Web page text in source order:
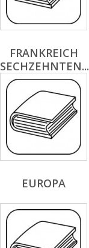
FRANKREICH
SECHZEHNTEN...
EUROPA